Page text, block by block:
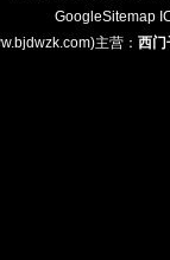
GoogleSitemap
主营： 西门